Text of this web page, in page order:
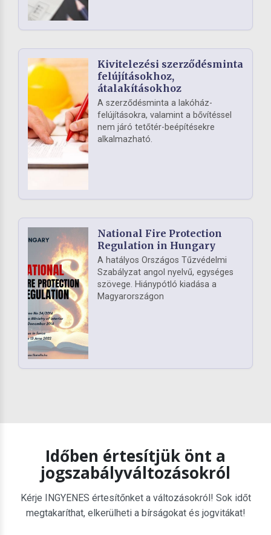
Kivitelezési szerződésminta
felújításokhoz,
átalakításokhoz
A szerződésminta a lakóház-
felújításokra, valamint a bővítéssel
nem járó tetőtér-beépítésekre
alkalmazható.
National Fire Protection
Regulation in Hungary
A hatályos Országos Tűzvédelmi
Szabályzat angol nyelvű, egységes
szövege. Hiánypótló kiadása a
Magyarországon
Időben értesítjük önt a
jogszabályváltozásokról
Kérje INGYENES értesítőnket a változásokról! Sok időt
megtakaríthat, elkerülheti a bírságokat és jogvitákat!